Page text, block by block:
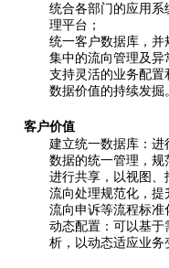
统合各部门的应用系
理平台；
统一客户数据库，并
集中的流向管理及异
支持灵活的业务配置
数据价值的持续发掘
客户价值
建立统一数据库：进
数据的统一管理，规
进行共享，以视图、
流向处理规范化，提
流向申诉等流程标准
动态配置：可以基
析，以动态适应业务